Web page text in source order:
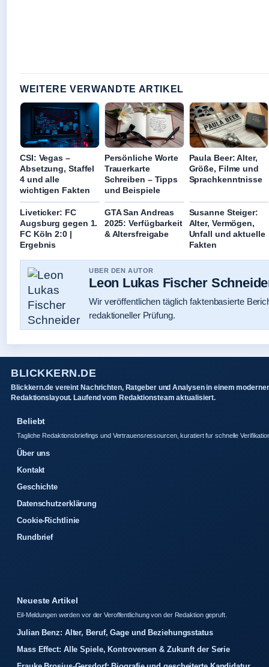
WEITERE VERWANDTE ARTIKEL
CSI: Vegas –
Absetzung, Staffel
4 und alle
wichtigen Fakten
Persönliche Worte
Trauerkarte
Schreiben – Tipps
und Beispiele
Paula Beer: Alter,
Größe, Filme und
Sprachkenntnisse
Liveticker: FC
Augsburg gegen 1.
FC Köln 2:0 |
Ergebnis
GTA San Andreas
2025: Verfügbarkeit
& Altersfreigabe
Susanne Steiger:
Alter, Vermögen,
Unfall und aktuelle
Fakten
UBER DEN AUTOR
Leon Lukas Fischer
Wir veröffentlichen täglich faktenbasierte
redaktioneller Prüfung.
BLICKKERN.DE
Blickkern.de vereint Nachrichten, Ratgeber und Analysen in einem
Redaktionslayout. Laufend vom Redaktionsteam aktualisiert.
Beliebt
Tagliche Redaktionsbriefings und Vertrauensressourcen, kuratiert fur schnelle
Über uns
Kontakt
Geschichte
Datenschutzerklärung
Cookie-Richtlinie
Rundbrief
Neueste Artikel
Eil-Meldungen werden vor der Veroffentlichung von der Redaktion gepruft.
Julian Benz: Alter, Beruf, Gage und Beziehungsstatus
Mass Effect: Alle Spiele, Kontroversen & Zukunft der Serie